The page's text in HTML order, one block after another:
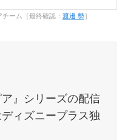
ーム［最終確認： 渡邊 勢］
ア』シリーズの配信
ィズニープラス独